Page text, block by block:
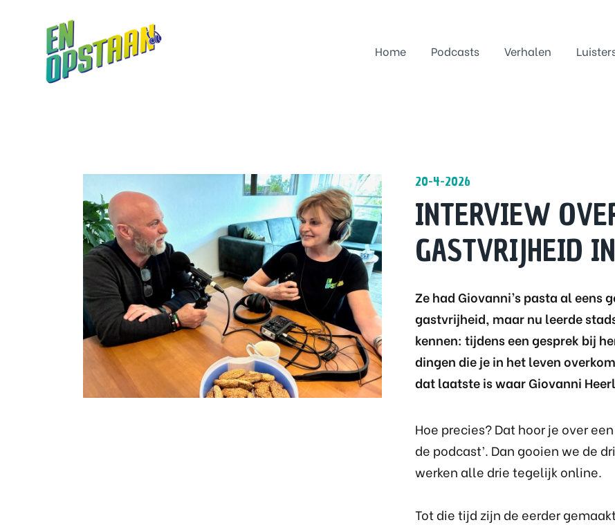
Home Podcasts Verhalen
20-4-2026
INTERVIEW
GASTVRIJHEID
Ze had Giovanni’s pasta al eens
gastvrijheid, maar nu leerde
kennen: tijdens een gesprek bij
dingen die je in het leven
dat laatste is waar Giovanni
Hoe precies? Dat hoor je over
de podcast’. Dan gooien we de
werken alle drie tegelijk online.
Tot die tijd zijn de eerder